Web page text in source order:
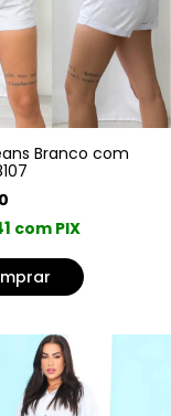
Branco com
com PIX